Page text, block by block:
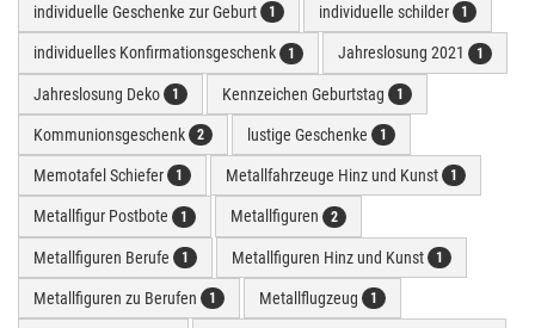
individuelle Geschenke zur Geburt 1 individuelle schilder 1
individuelles Konfirmationsgeschenk 1 Jahreslosung 2021 1
Jahreslosung Deko 1 Kennzeichen Geburtstag 1
Kommunionsgeschenk 2 lustige Geschenke 1
Memotafel Schiefer 1 Metallfahrzeuge Hinz und Kunst 1
Metallfigur Postbote 1 Metallfiguren 2
Metallfiguren Berufe 1 Metallfiguren Hinz und Kunst 1
Metallfiguren zu Berufen 1 Metallflugzeug 1